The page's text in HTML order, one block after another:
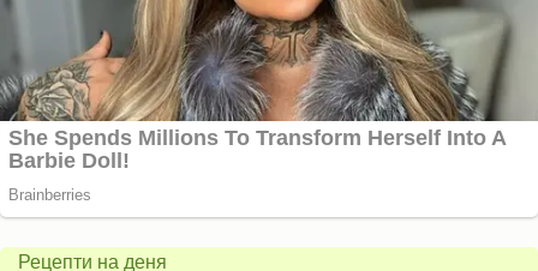
Рецепти на деня
Американски
ябълков
пай
от
питка
на